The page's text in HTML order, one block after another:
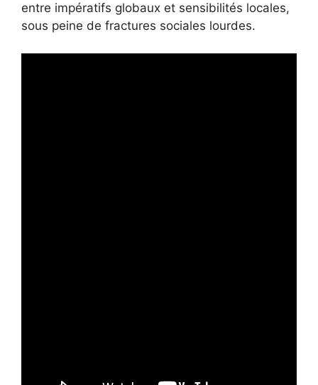
entre impératifs globaux et sensibilités locales,
sous peine de fractures sociales lourdes.